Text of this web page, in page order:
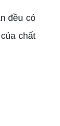
đều có
chất